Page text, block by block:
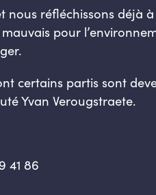
nous réfléchissons déjà
pour
certains partissont
Yvan Verougstraete.
41 86